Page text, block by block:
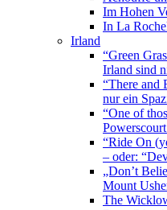
Im Hohen
In La
Irland
“Green
Irland sind
“There and
nur ein
“One of
“Ride On
– oder:
„Don’t
Mount
The